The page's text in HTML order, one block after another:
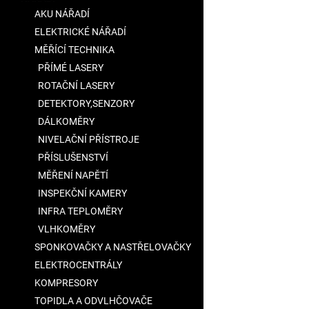
AKU NÁŘADÍ
ELEKTRICKÉ NÁŘADÍ
MĚŘÍCÍ TECHNIKA
PŘÍMÉ LASERY
ROTAČNÍ LASERY
DETEKTORY,SENZORY
DÁLKOMĚRY
NIVELAČNÍ PŘÍSTROJE
PŘÍSLUŠENSTVÍ
MĚŘENÍ NAPĚTÍ
INSPEKČNÍ KAMERY
INFRA TEPLOMĚRY
VLHKOMĚRY
SPONKOVAČKY A NASTŘELOVAČKY
ELEKTROCENTRÁLY
KOMPRESORY
TOPIDLA A ODVLHČOVAČE